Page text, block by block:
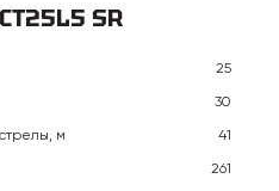
SR
25
30
м
41
261